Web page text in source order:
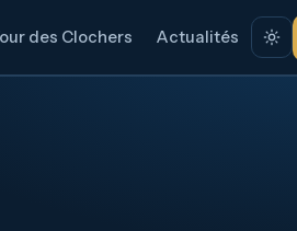
des Clochers Actualités